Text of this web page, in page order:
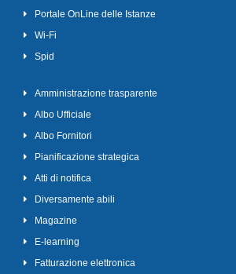
Portale OnLine delle Istanze
Wi-Fi
Spid
Amministrazione trasparente
Albo Ufficiale
Albo Fornitori
Pianificazione strategica
Atti di notifica
Diversamente abili
Magazine
E-learning
Fatturazione elettronica